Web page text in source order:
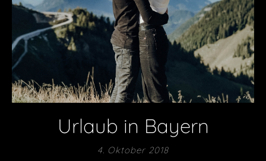
Urlaub in Bayern
4. Oktober 2018